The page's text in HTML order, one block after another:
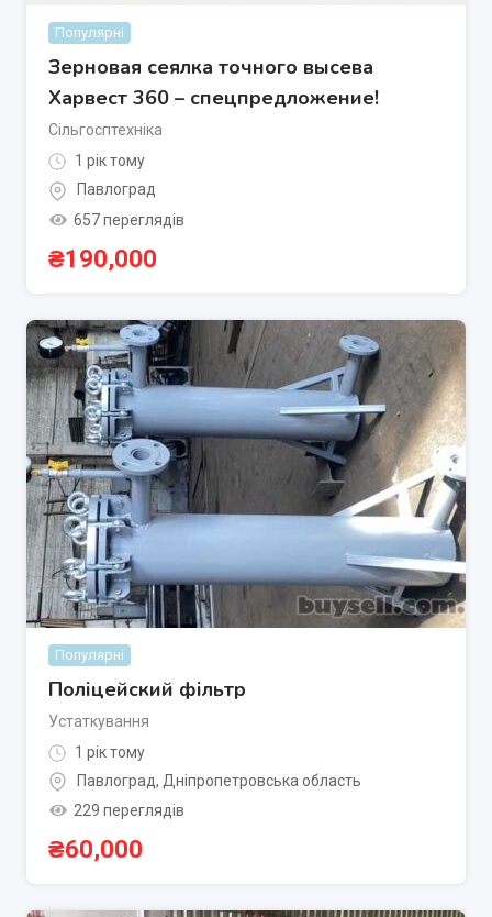
Популярні
Зерновая сеялка точного высева
Харвест 360 – спецпредложение!
Сільгосптехніка
1 рік тому
Павлоград
657 переглядів
₴190,000
Популярні
Поліцейский фільтр
Устаткування
1 рік тому
Павлоград, Дніпропетровська область
229 переглядів
₴60,000